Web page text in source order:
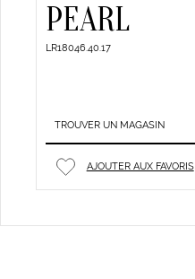
PEARL
LR18046.40.17
TROUVER UN MAGASIN
AJOUTER AUX FAVORIS